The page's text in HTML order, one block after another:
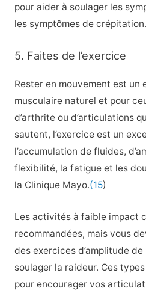
pour aider à soulager les
les symptômes de crépitation.
5. Faites de l’exercice
Rester en mouvement est un
musculaire naturel et pour
d’arthrite ou d’articulations
sautent, l’exercice est un
l’accumulation de fluides,
flexibilité, la fatigue et les
la Clinique Mayo.(15)
Les activités à faible impact
recommandées, mais vous
des exercices d’amplitude
soulager la raideur. Ces
pour encourager vos